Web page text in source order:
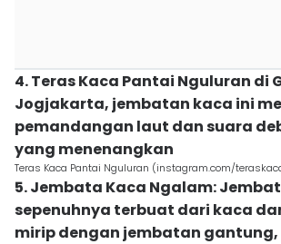
4. Teras Kaca Pantai Nguluran di
Jogjakarta, jembatan kaca ini
pemandangan laut dan suara
yang menenangkan
Teras Kaca Pantai Nguluran (instagram.com/
5. Jembata Kaca Ngalam:
sepenuhnya terbuat dari kaca
mirip dengan jembatan gantung,